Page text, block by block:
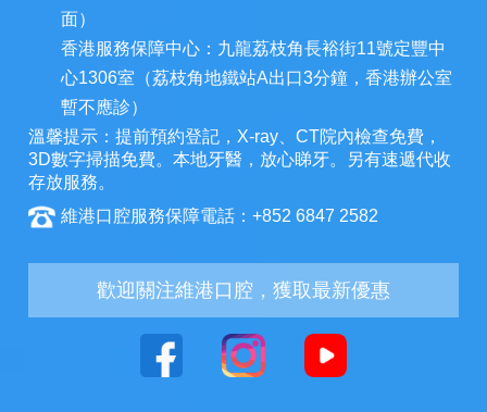
面）
香港服務保障中心：九龍荔枝角長裕街11號定豐中
心1306室（荔枝角地鐵站A出口3分鐘，香港辦公室
暫不應診）
溫馨提示：提前預約登記，X-ray、CT院內檢查免費，
3D數字掃描免費。本地牙醫，放心睇牙。另有速遞代收
存放服務。
維港口腔服務保障電話：+852 6847 2582
歡迎關注維港口腔，獲取最新優惠